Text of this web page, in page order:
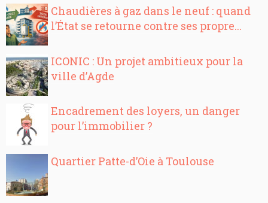
Chaudières à gaz dans le neuf : quand
l’État se retourne contre ses propre...
ICONIC : Un projet ambitieux pour la
ville d’Agde
Encadrement des loyers, un danger
pour l’immobilier ?
Quartier Patte-d’Oie à Toulouse